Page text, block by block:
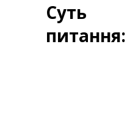
Суть
питання: